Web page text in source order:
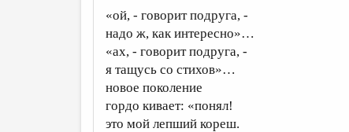
«ой, - говорит подруга, -
надо ж, как интересно»…
«ах, - говорит подруга, -
я тащусь со стихов»…
новое поколение
гордо кивает: «понял!
это мой лепший кореш.